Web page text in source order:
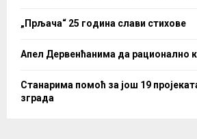
„Прљача“ 25 година слави стихове
Апел Дервенћанима да рационално
Станарима помоћ за још 19
зграда